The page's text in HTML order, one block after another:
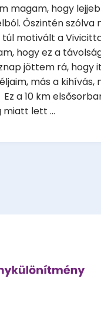
magam, hogy
Őszintén szólva
motivált a
hogy ez a
jöttem rá, hogy
más a kihívás,
a 10 km
miatt lett ...